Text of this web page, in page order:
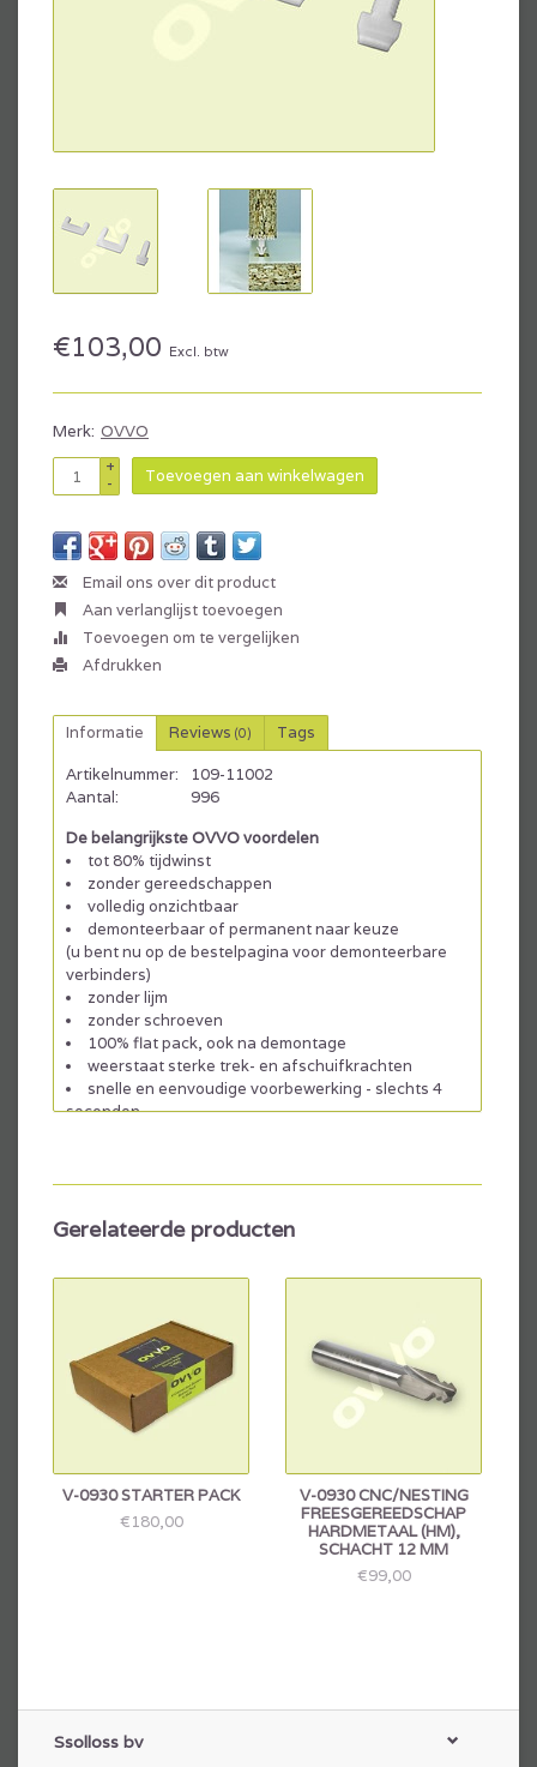
€103,00 Excl. btw
Merk: OVVO
+
-
Toevoegen aan winkelwagen
Email ons over dit product
Aan verlanglijst toevoegen
Toevoegen om te vergelijken
Afdrukken
Informatie Reviews (0) Tags
Artikelnummer:
109-11002
Aantal:
996
De belangrijkste OVVO voordelen
tot 80% tijdwinst
zonder gereedschappen
volledig onzichtbaar
demonteerbaar of permanent naar keuze
(u bent nu op de bestelpagina voor demonteerbare
verbinders)
zonder lijm
zonder schroeven
100% flat pack, ook na demontage
weerstaat sterke trek- en afschuifkrachten
snelle en eenvoudige voorbewerking - slechts 4
seconden
Gerelateerde producten
V-0930 STARTER PACK
€180,00
V-0930 CNC/NESTING
FREESGEREEDSCHAP
HARDMETAAL (HM),
SCHACHT 12 MM
€99,00
Ssolloss bv